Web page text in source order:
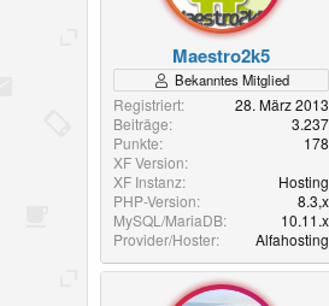
Maestro2k5
Bekanntes Mitglied
Registriert
28. März 2013
Beiträge
3.237
Punkte
178
XF Version
XF Instanz
Hosting
PHP-Version
8.3,x
MySQL/MariaDB
10.11.x
Provider/Hoster
Alfahosting